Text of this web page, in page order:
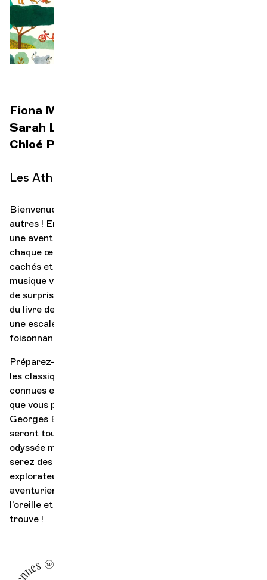
Fiona Monbet
Sarah Le Picard
Chloé Perarnau
Les Athénéennes – Concert illustré
Bienvenue à bord de ce voyage musical pas comme les
autres ! En cet instant, l’orchestre vous embarque pour
une aventure sonore aux quatre coins du globe où
chaque œuvre raconte une histoire. Entre trésors
cachés et découvertes du monde de l’orchestre, la
musique vous fait vivre une aventure pétillante et pleine
de surprises. Comme dans les magnifiques illustrations
du livre de Chloé Perarnau, chaque passage musical est
une escale, une fenêtre ouverte sur un univers
foisonnant de couleurs et de détails.
Préparez-vous à une exploration haute en couleur où
les classiques côtoient des musiques un peu moins
connues et où chaque instrument joue le rôle d’un guide
que vous pourrez suivre tout au long du concert.
Georges Bizet, Francis Poulenc, Vaughan Williams… ils
seront tous là pour vous faire vibrer au rythme de cette
odyssée musicale unique. Lors de ce concert, vous
serez des globe-trotters de l’orchestre, des
explorateurs des différents instruments, des
aventuriers du son! Alors, ouvrez grand les yeux, tendez
l’oreille et laissez-vous porter: l’orchestre cherche… et
trouve !